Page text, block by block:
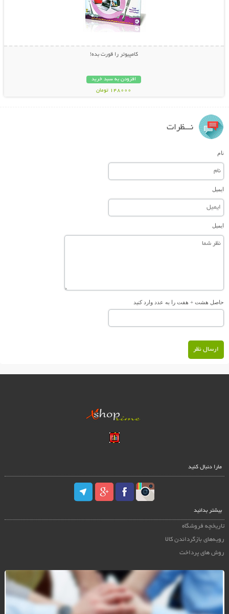
کامپیوتر را قورت بده!
افزودن به سبد خرید
148000 تومان
نـــظرات
نام
ایمیل
ایمیل
حاصل هشت + هفت را به عدد وارد کنید
ارسال نظر
مارا دنبال کنید
بیشتر بدانید
تاریخچه فروشگاه
رویه‌های بازگرداندن کالا
روش های پرداخت